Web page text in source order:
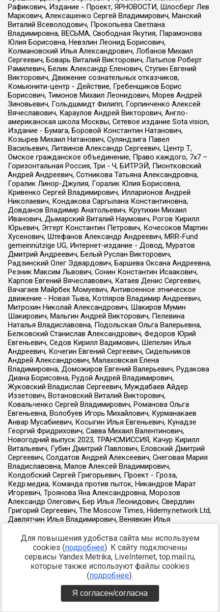
Для повышения удобства сайта мы используем
cookies (подробнее). К сайту подключены
сервисы Yandex.Metrika, LiveInternet, top.mail.ru,
которые также используют файлы cookies
(подробнее).
Я согласен/согласна